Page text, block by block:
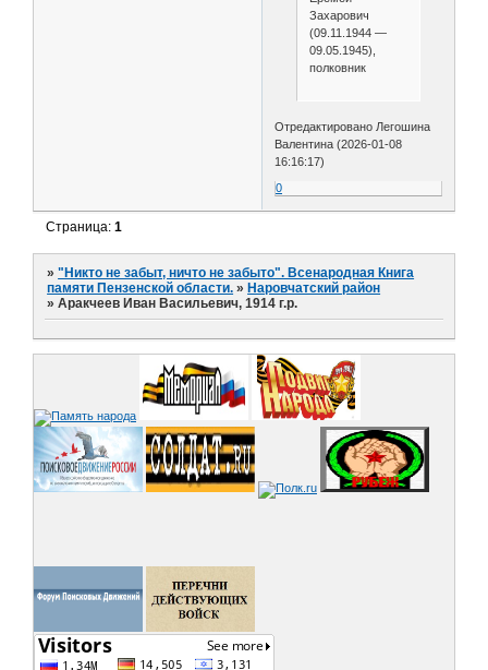
Захарович
(09.11.1944 —
09.05.1945),
полковник
Отредактировано Легошина
Валентина (2026-01-08
16:16:17)
0
Страница:1
»"Никто не забыт, ничто не забыто". Всенародная Книга
памяти Пензенской области. »Наровчатский район
»Аракчеев Иван Васильевич, 1914 г.р.